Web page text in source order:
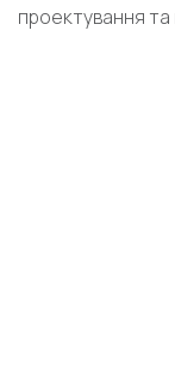
проектування